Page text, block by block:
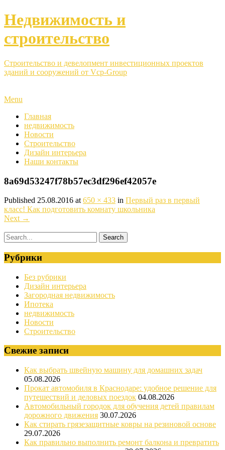
Недвижимость и
строительство
Строительство и девелопмент инвестиционных проектов
зданий и сооружений от Vcp-Group
Menu
Главная
недвижимость
Новости
Строительство
Дизайн интерьера
Наши контакты
8a69d53247f78b57ec3df296ef42057e
Published 25.08.2016 at 650 × 433 in Первый раз в первый
класс! Как подготовить комнату школьника
Next →
Рубрики
Без рубрики
Дизайн интерьера
Загородная недвижимость
Ипотека
недвижимость
Новости
Строительство
Свежие записи
Как выбрать швейную машину для домашних задач
05.08.2026
Прокат автомобиля в Краснодаре: удобное решение для
путешествий и деловых поездок 04.08.2026
Автомобильный городок для обучения детей правилам
дорожного движения 30.07.2026
Как стирать грязезащитные ковры на резиновой основе
29.07.2026
Как правильно выполнить ремонт балкона и превратить